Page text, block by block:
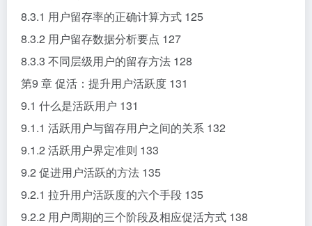
8.3.1 用户留存率的正确计算方式 125
8.3.2 用户留存数据分析要点 127
8.3.3 不同层级用户的留存方法 128
第9 章 促活：提升用户活跃度 131
9.1 什么是活跃用户 131
9.1.1 活跃用户与留存用户之间的关系 132
9.1.2 活跃用户界定准则 133
9.2 促进用户活跃的方法 135
9.2.1 拉升用户活跃度的六个手段 135
9.2.2 用户周期的三个阶段及相应促活方式 138